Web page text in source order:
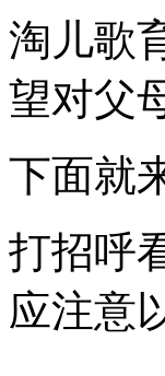
淘儿歌
望对父
下面就
打招呼
应注意